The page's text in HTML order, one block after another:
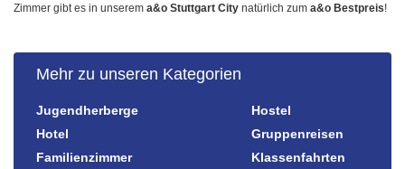
Zimmer gibt es in unserem a&o Stuttgart City natürlich zum a&o Bestpreis!
Mehr zu unseren Kategorien
Jugendherberge
Hostel
Hotel
Gruppenreisen
Familienzimmer
Klassenfahrten